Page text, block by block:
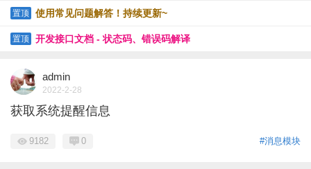
R、URL-GET等
置顶 使用常见问题解答！持续更新~
置顶 开发接口文档 - 状态码、错误码解译
admin
2022-2-28
获取系统提醒信息
#消息模块
9182 0